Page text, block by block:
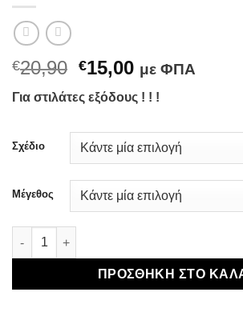
€20,90 Original
price
was:
€15,00Η
τρέχουσα
τιμή
€15,00.
με ΦΠΑ
Για στιλάτες εξόδους ! ! !
Σχέδιο
Μέγεθος
Just Too Cute Βρεφικό Σετ 3τμχ (Σχέδια/
ΠΡΟΣΘΉΚΗ ΣΤΟ